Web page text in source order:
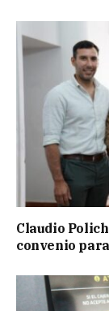
Claudio
convenio